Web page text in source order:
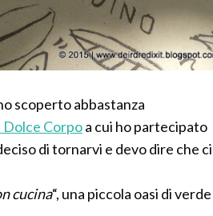
scoperto abbastanza
Corpoa cui ho partecipato
di tornarvi e devo dire che ci
cucina“, una piccola oasi di verde